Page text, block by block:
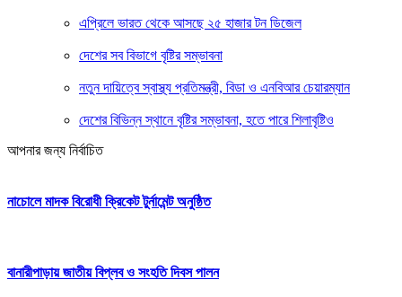
এপ্রিলে ভারত থেকে আসছে ২৫ হাজার টন ডিজেল
দেশের সব বিভাগে বৃষ্টির সম্ভাবনা
নতুন দায়িত্বে স্বাস্থ্য প্রতিমন্ত্রী, বিডা ও এনবিআর চেয়ারম্যান
দেশের বিভিন্ন স্থানে বৃষ্টির সম্ভাবনা, হতে পারে শিলাবৃষ্টিও
আপনার জন্য নির্বাচিত
নাচোলে মাদক বিরোধী ক্রিকেট টুর্নামেন্ট অনুষ্ঠিত
বানারীপাড়ায় জাতীয় বিপ্লব ও সংহতি দিবস পালন